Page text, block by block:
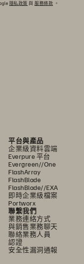
隱私政策 與 服務條款 。
平台與產品
企業級資料雲端
Everpure 平台
Evergreen//One
FlashArray
FlashBlade
FlashBlade//EXA
即時企業級檔案
Portworx
聯繫我們
業務連絡方式
與銷售業務聊天
聯絡業務人員
認證
安全性漏洞通報